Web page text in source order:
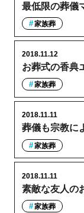
最低限の葬儀
家族葬
お葬式の香典
2018.11.12
家族葬
葬儀も宗教に
2018.11.11
家族葬
素敵な友人の
2018.11.11
家族葬